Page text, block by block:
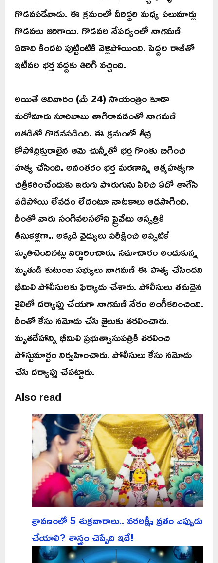
గొడవపడేవాడు. ఈ క్రమంలో వీరిద్దరి మధ్య పలుమార్లు
గొడవలు జరిగాయి. గొడవల నేపథ్యంలో నాగమణి
ఏడాది కిందట పుట్టింటికి వెళ్లిపోయింది. పెద్దల రాజీతో
ఇటీవల భర్త వద్దకు తిరిగి వచ్చింది.
అయితే ఆదివారం (మే 24) సాయంత్రం కూడా
మరోమారు సూరిబాబు తాగిరావడంతో నాగమణి
అతడితో గొడవపడింది. ఈ క్రమంలో తీవ్ర
కోపోద్రిక్తురాలైన ఆమె చున్నీతో భర్త గొంతు బిగించి
హత్య చేసింది. అనంతరం భర్త మరణాన్ని ఆత్మహత్యగా
చిత్రీకరించేందుకు ఇరుగు పొరుగును పిలిచి ఏదో తాగేసి
పడిపోయి లేవడం లేదంటూ నాటకాలు ఆడసాగింది.
దీంతో వారు సంగివలసలోని ప్రైవేటు ఆస్పత్రికి
తీసుకెళ్లగా.. అక్కడి వైద్యులు పరీక్షించి అప్పటికే
మృతిచెందినట్లు నిర్ధారించారు. సమాచారం అందుకున్న
మృతుడి కుటుంబ సభ్యులు నాగమణి ఈ హత్య చేసిందని
భీమిలి పోలీసులకు ఫిర్యాదు చేశారు. పోలీసులు తమదైన
శైలిలో దర్యాప్తు చేయగా నాగమణి నేరం అంగీకరించింది.
దీంతో కేసు నమోదు చేసి జైలుకు తరలించారు.
మృతదేహాన్ని భీమిలి ప్రభుత్వాసుపత్రికి తరలించి
పోస్టుమార్టం నిర్వహించారు. పోలీసులు కేసు నమోదు
చేసి దర్యాప్తు చేపట్టారు.
Also read
శ్రావణంలో 5 శుక్రవారాలు.. వరలక్ష్మీ వ్రతం ఎప్పుడు
చేయాలి? శాస్త్రం చెప్పేది ఇదే!